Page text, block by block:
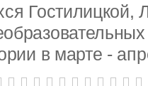
Гостилицкой,
в марте -